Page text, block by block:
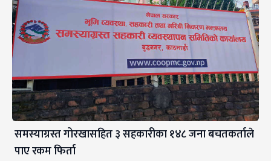
समस्याग्रस्त गोरखासहित ३ सहकारीका १४८ जना बचतकर्ताले
पाए रकम फिर्ता